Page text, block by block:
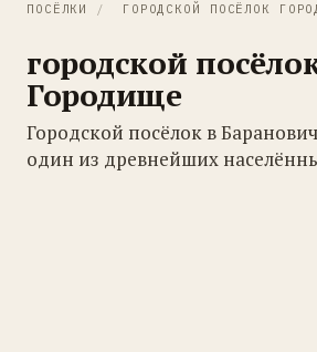
ПОСЁЛКИ
/ ГОРОДСКОЙ ПОСЁЛОК
городской
Городище
Городской посёлок в
один из древнейших